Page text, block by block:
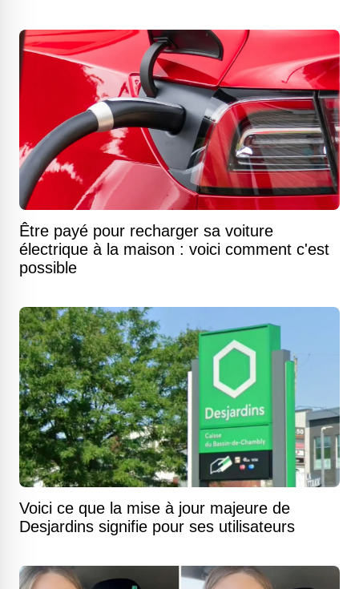
Être payé pour recharger sa voiture
électrique à la maison : voici comment c'est
possible
Voici ce que la mise à jour majeure de
Desjardins signifie pour ses utilisateurs